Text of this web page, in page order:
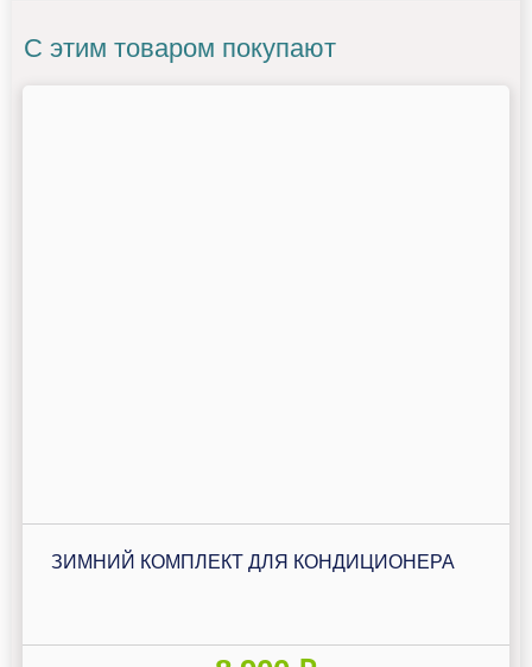
С этим товаром покупают
ЗИМНИЙ КОМПЛЕКТ ДЛЯ КОНДИЦИОНЕРА